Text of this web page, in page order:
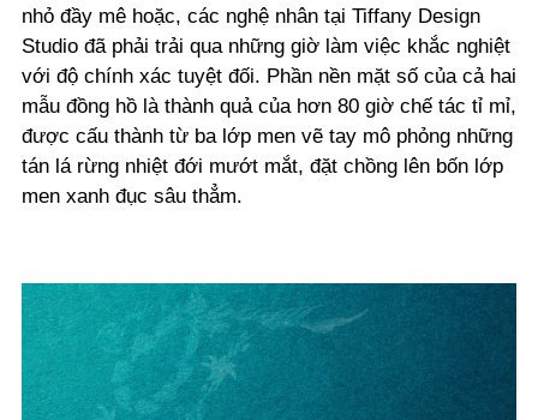
nhỏ đầy mê hoặc, các nghệ nhân tại Tiffany Design
Studio đã phải trải qua những giờ làm việc khắc nghiệt
với độ chính xác tuyệt đối. Phần nền mặt số của cả hai
mẫu đồng hồ là thành quả của hơn 80 giờ chế tác tỉ mỉ,
được cấu thành từ ba lớp men vẽ tay mô phỏng những
tán lá rừng nhiệt đới mướt mắt, đặt chồng lên bốn lớp
men xanh đục sâu thẳm.